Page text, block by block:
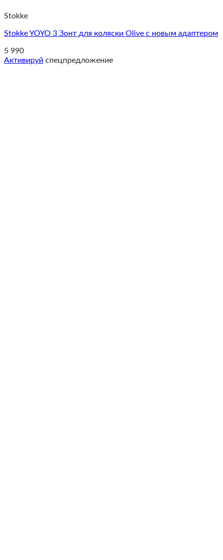
Stokke
Stokke YOYO 3 Зонт для коляски Olive с новым адаптером
5 990
Активируй спецпредложение